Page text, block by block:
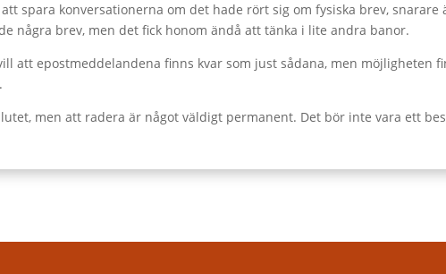
spara konversationerna om det hade rört sig om fysiska brev, snarare
några brev, men det fick honom ändå att tänka i lite andra banor.
att epostmeddelandena finns kvar som just sådana, men möjligheten
men att radera är något väldigt permanent. Det bör inte vara ett